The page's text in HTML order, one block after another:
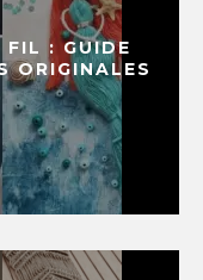
FIL : GUIDE
ORIGINALES